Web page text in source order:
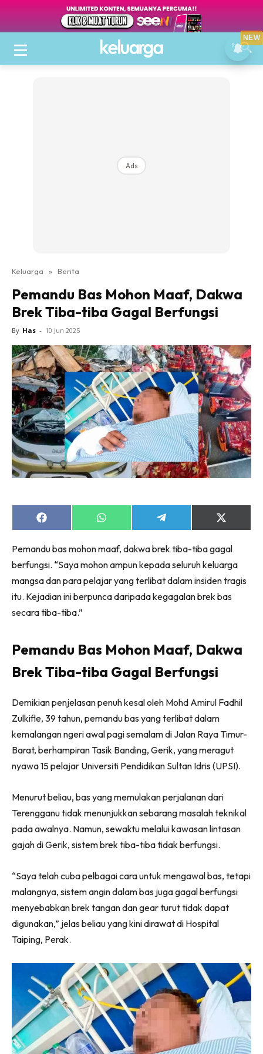
Ads
Keluarga » Berita
Pemandu Bas Mohon Maaf, Dakwa
Brek Tiba-tiba Gagal Berfungsi
By Has - 10 Jun 2025
Share
on
Share
on
Share
on
Share
on
(Twitter)
Pemandu bas mohon maaf, dakwa brek tiba-tiba gagal
berfungsi. “Saya mohon ampun kepada seluruh keluarga
mangsa dan para pelajar yang terlibat dalam insiden tragis
itu. Kejadian ini berpunca daripada kegagalan brek bas
secara tiba-tiba.”
Pemandu Bas Mohon Maaf, Dakwa
Brek Tiba-tiba Gagal Berfungsi
Demikian penjelasan penuh kesal oleh Mohd Amirul Fadhil
Zulkifle, 39 tahun, pemandu bas yang terlibat dalam
kemalangan ngeri awal pagi semalam di Jalan Raya Timur-
Barat, berhampiran Tasik Banding, Gerik, yang meragut
nyawa 15 pelajar Universiti Pendidikan Sultan Idris (UPSI).
Menurut beliau, bas yang memulakan perjalanan dari
Terengganu tidak menunjukkan sebarang masalah teknikal
pada awalnya. Namun, sewaktu melalui kawasan lintasan
gajah di Gerik, sistem brek tiba-tiba tidak berfungsi.
“Saya telah cuba pelbagai cara untuk mengawal bas, tetapi
malangnya, sistem angin dalam bas juga gagal berfungsi
menyebabkan brek tangan dan gear turut tidak dapat
digunakan,” jelas beliau yang kini dirawat di Hospital
Taiping, Perak.
NEW